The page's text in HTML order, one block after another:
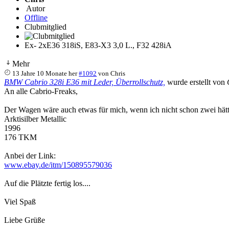
Autor
Offline
Clubmitglied
Ex- 2xE36 318iS, E83-X3 3,0 L., F32 428iA
Mehr
13 Jahre 10 Monate her #1092 vonChris
BMW Cabrio 328i E36 mit Leder, Überrollschutz, wurde erstellt von
An alle Cabrio-Freaks,
Der Wagen wäre auch etwas für mich, wenn ich nicht schon zwei
Arktisilber Metallic
1996
176 TKM
Anbei der Link:
www.ebay.de/itm/150895579036
Auf die Plätzte fertig los....
Viel Spaß
Liebe Grüße